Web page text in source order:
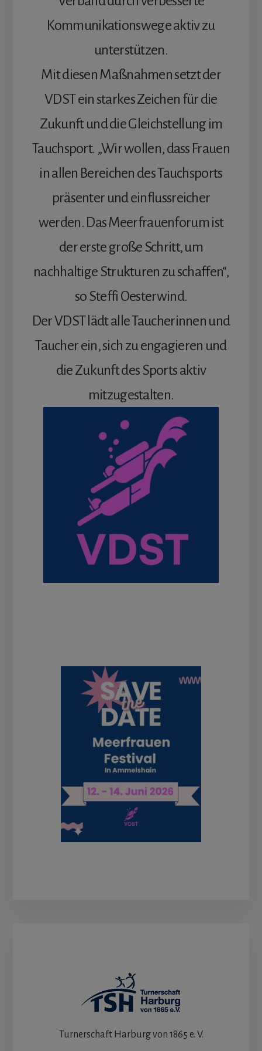
Kommunikationswege aktiv zu
unterstützen.
Mit diesen Maßnahmen setzt der
VDST ein starkes Zeichen für die
Zukunft und die Gleichstellung im
Tauchsport. „Wir wollen, dass Frauen
in allen Bereichen des Tauchsports
präsenter und einflussreicher
werden. Das Meerfrauenforum ist
der erste große Schritt, um
nachhaltige Strukturen zu schaffen“,
so Steffi Oesterwind.
Der VDST lädt alle Taucherinnen und
Taucher ein, sich zu engagieren und
die Zukunft des Sports aktiv
mitzugestalten.
Turnerschaft Harburg von 1865 e. V.